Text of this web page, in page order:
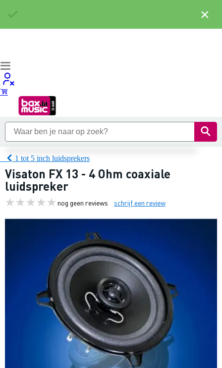
1 tot 5 inch luidsprekers
Visaton FX 13 - 4 Ohm coaxiale
luidspreker
nog geen reviews schrijf een review
×